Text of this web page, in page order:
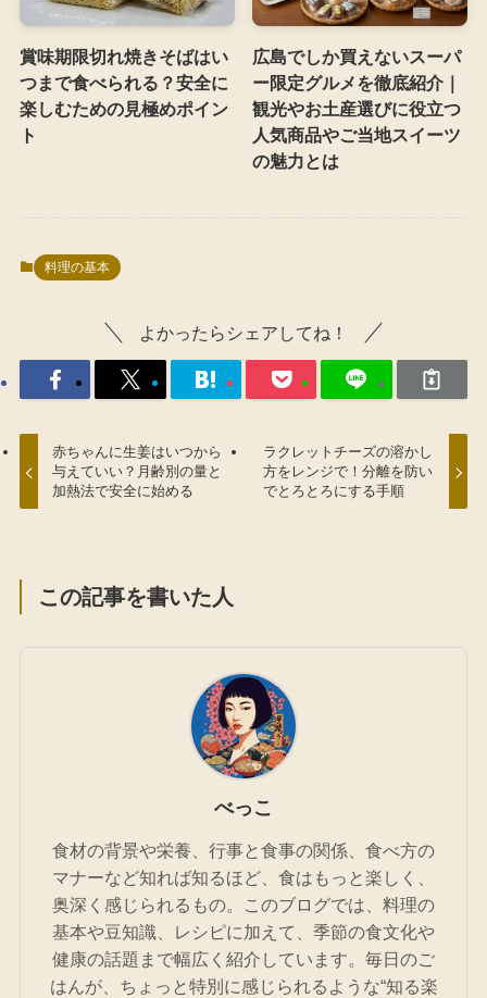
賞味期限切れ焼きそばはい
つまで食べられる？安全に
楽しむための見極めポイン
ト
広島でしか買えないスーパ
ー限定グルメを徹底紹介｜
観光やお土産選びに役立つ
人気商品やご当地スイーツ
の魅力とは
料理の基本
よかったらシェアしてね！
赤ちゃんに生姜はいつから
与えていい？月齢別の量と
加熱法で安全に始める
ラクレットチーズの溶かし
方をレンジで！分離を防い
でとろとろにする手順
この記事を書いた人
べっこ
食材の背景や栄養、行事と食事の関係、食べ方の
マナーなど知れば知るほど、食はもっと楽しく、
奥深く感じられるもの。このブログでは、料理の
基本や豆知識、レシピに加えて、季節の食文化や
健康の話題まで幅広く紹介しています。毎日のご
はんが、ちょっと特別に感じられるような“知る楽